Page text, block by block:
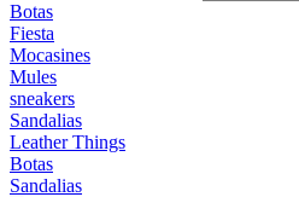
Botas
Fiesta
Mocasines
Mules
sneakers
Sandalias
Leather Things
Botas
Sandalias